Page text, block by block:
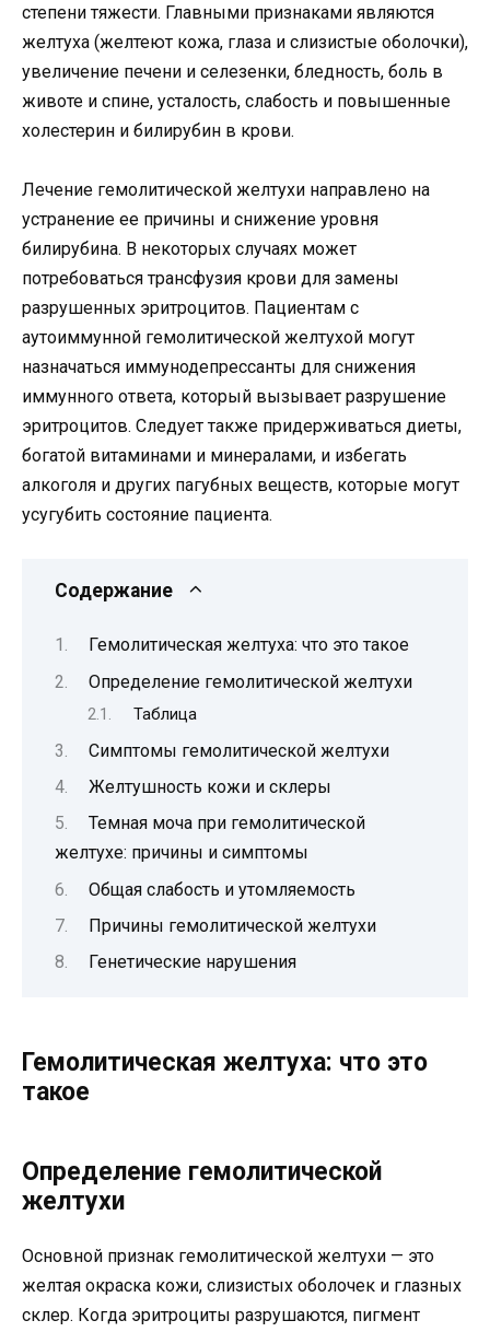
степени тяжести. Главными признаками являются
желтуха (желтеют кожа, глаза и слизистые оболочки),
увеличение печени и селезенки, бледность, боль в
животе и спине, усталость, слабость и повышенные
холестерин и билирубин в крови.
Лечение гемолитической желтухи направлено на
устранение ее причины и снижение уровня
билирубина. В некоторых случаях может
потребоваться трансфузия крови для замены
разрушенных эритроцитов. Пациентам с
аутоиммунной гемолитической желтухой могут
назначаться иммунодепрессанты для снижения
иммунного ответа, который вызывает разрушение
эритроцитов. Следует также придерживаться диеты,
богатой витаминами и минералами, и избегать
алкоголя и других пагубных веществ, которые могут
усугубить состояние пациента.
Содержание
Гемолитическая желтуха: что это такое
Определение гемолитической желтухи
Таблица
Симптомы гемолитической желтухи
Желтушность кожи и склеры
Темная моча при гемолитической
желтухе: причины и симптомы
Общая слабость и утомляемость
Причины гемолитической желтухи
Генетические нарушения
Гемолитическая желтуха: что это
такое
Определение гемолитической
желтухи
Основной признак гемолитической желтухи — это
желтая окраска кожи, слизистых оболочек и глазных
склер. Когда эритроциты разрушаются, пигмент